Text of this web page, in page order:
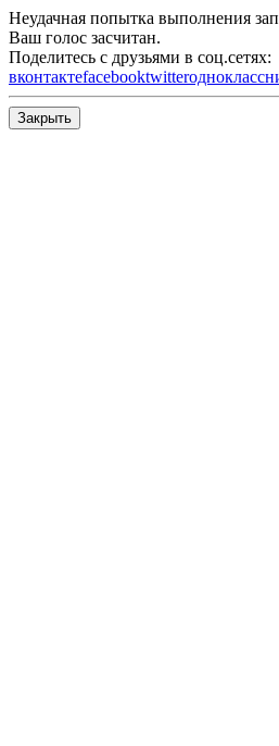
Неудачная попытка выполнения
Ваш голос засчитан.
Поделитесь с друзьями в соц.сетях:
вконтактеfacebooktwitter